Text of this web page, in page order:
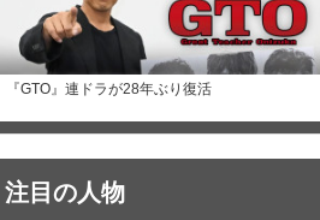
『GTO』連ドラが28年ぶり復活
注目の人物